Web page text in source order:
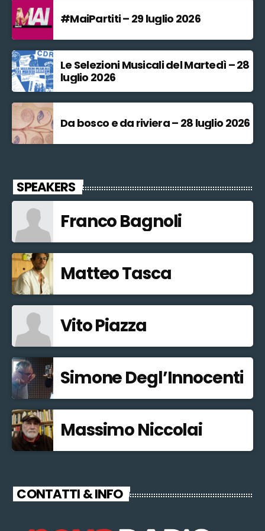
#MaiPartiti – 29 luglio 2026
Le Selezioni Musicali del Martedì – 28
luglio 2026
Da bosco e da riviera – 28 luglio 2026
SPEAKERS
Franco Bagnoli
Matteo Tasca
Vito Piazza
Simone Degl’Innocenti
Massimo Niccolai
CONTATTI & INFO